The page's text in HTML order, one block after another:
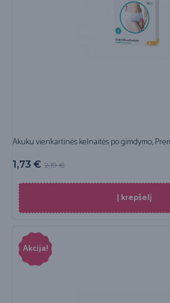
Akuku vienkartinės kelnaitės po gimdymo,
2,19€
1,73 €
Į krepšelį
Akcija!